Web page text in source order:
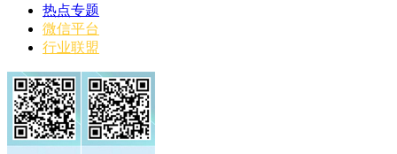
热点专题
微信平台
行业联盟